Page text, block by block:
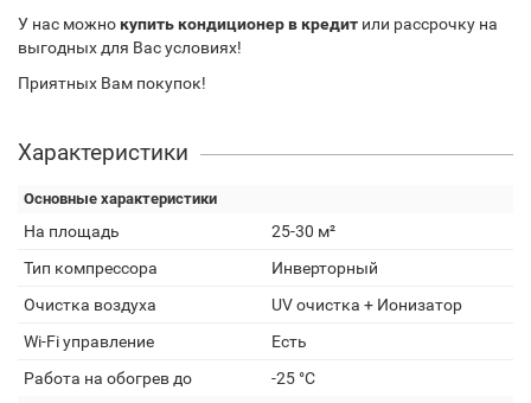
У нас можно купить кондиционер в кредит или рассрочку на
выгодных для Вас условиях!
Приятных Вам покупок!
Характеристики
Основные характеристики
На площадь
25-30 м²
Тип компрессора
Инверторный
Очистка воздуха
UV очистка + Ионизатор
Wi-Fi управление
Есть
Работа на обогрев до
-25 °C